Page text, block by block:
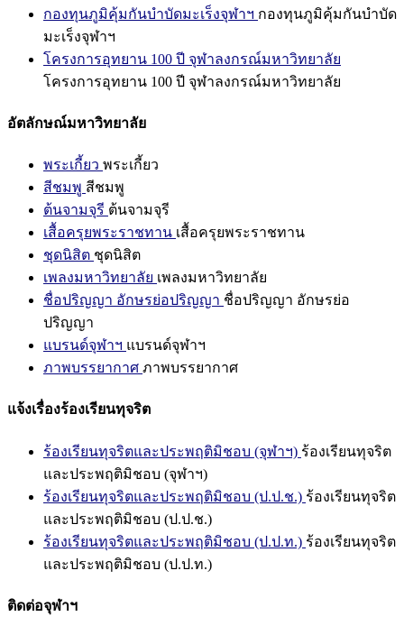
กองทุนภูมิคุ้มกันบำบัดมะเร็งจุฬาฯ กองทุนภูมิคุ้มกันบำบัด
มะเร็งจุฬาฯ
โครงการอุทยาน 100 ปี จุฬาลงกรณ์มหาวิทยาลัย
โครงการอุทยาน 100 ปี จุฬาลงกรณ์มหาวิทยาลัย
อัตลักษณ์มหาวิทยาลัย
พระเกี้ยว พระเกี้ยว
สีชมพู สีชมพู
ต้นจามจุรี ต้นจามจุรี
เสื้อครุยพระราชทาน เสื้อครุยพระราชทาน
ชุดนิสิต ชุดนิสิต
เพลงมหาวิทยาลัย เพลงมหาวิทยาลัย
ชื่อปริญญา อักษรย่อปริญญา ชื่อปริญญา อักษรย่อ
ปริญญา
แบรนด์จุฬาฯ แบรนด์จุฬาฯ
ภาพบรรยากาศ ภาพบรรยากาศ
แจ้งเรื่องร้องเรียนทุจริต
ร้องเรียนทุจริตและประพฤติมิชอบ (จุฬาฯ) ร้องเรียนทุจริต
และประพฤติมิชอบ (จุฬาฯ)
ร้องเรียนทุจริตและประพฤติมิชอบ (ป.ป.ช.) ร้องเรียนทุจริต
และประพฤติมิชอบ (ป.ป.ช.)
ร้องเรียนทุจริตและประพฤติมิชอบ (ป.ป.ท.) ร้องเรียนทุจริต
และประพฤติมิชอบ (ป.ป.ท.)
ติดต่อจุฬาฯ